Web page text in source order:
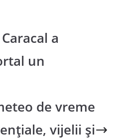
a
un
de vreme
vijelii şi